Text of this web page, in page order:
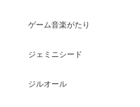
ゲーム音楽がたり
ジェミニシード
ジルオール